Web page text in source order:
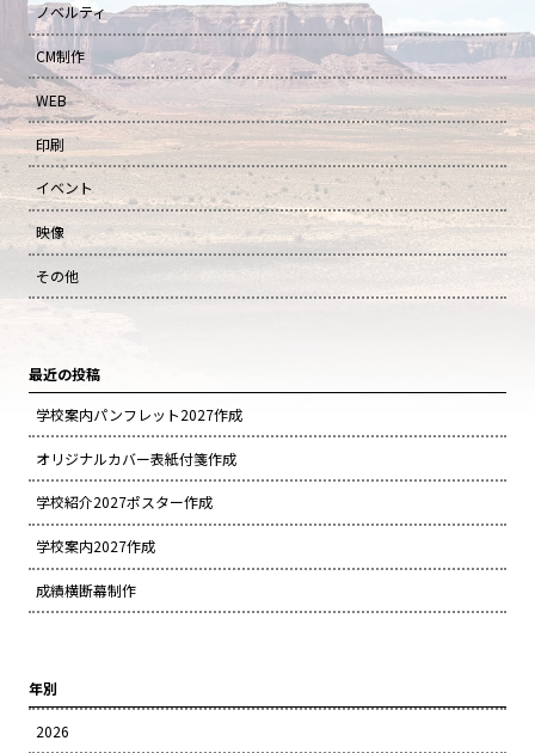
ノベルティ
CM制作
WEB
印刷
イベント
映像
その他
最近の投稿
学校案内パンフレット2027作成
オリジナルカバー表紙付箋作成
学校紹介2027ポスター作成
学校案内2027作成
成績横断幕制作
年別
2026